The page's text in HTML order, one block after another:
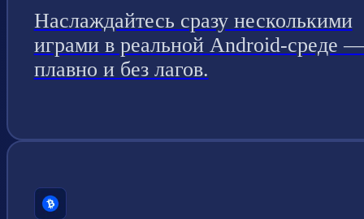
Наслаждайтесь сразу несколькими
играми в реальной Android-среде —
плавно и без лагов.